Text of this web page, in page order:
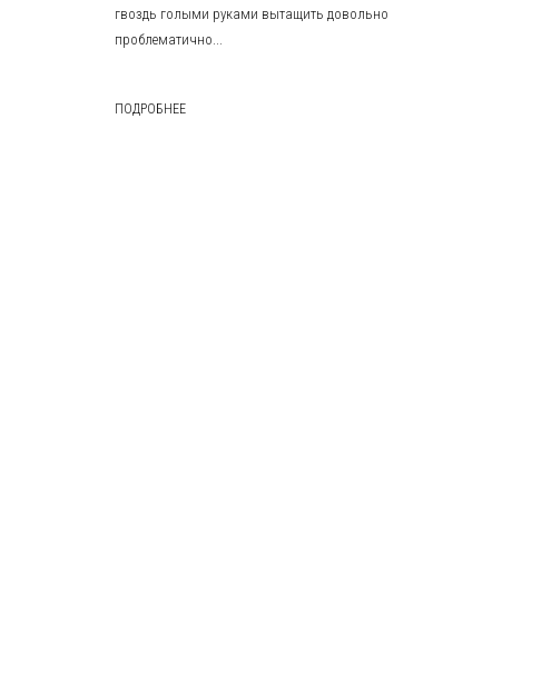
гвоздь голыми руками вытащить довольно
проблематично...
ПОДРОБНЕЕ